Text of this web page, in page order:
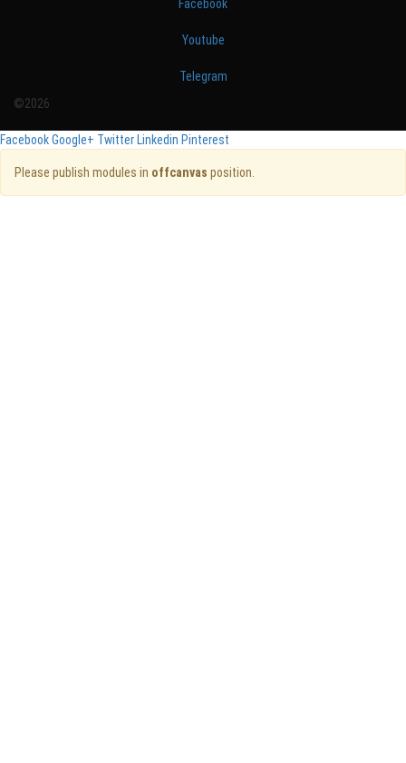
Facebook
Youtube
Telegram
©2026
FacebookGoogle+ Twitter Linkedin Pinterest
Please publish modules in offcanvas position.